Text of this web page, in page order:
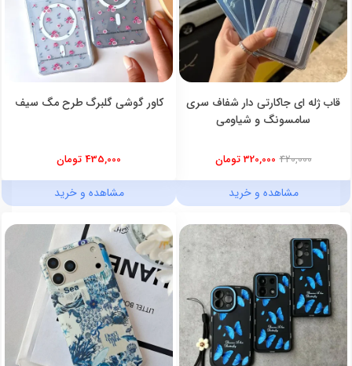
قاب ژله ای جاکارتی دار شفاف سری
سامسونگ و شیاومی
420,000 320,000 تومان
مشاهده و خرید
کاور گوشی گلبرگ طرح مگ سیف
435,000 تومان
مشاهده و خرید